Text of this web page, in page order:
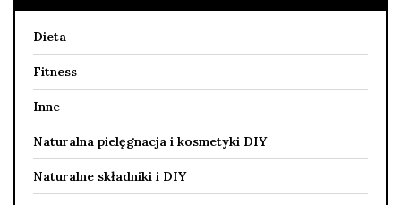
Dieta
Fitness
Inne
Naturalna pielęgnacja i kosmetyki DIY
Naturalne składniki i DIY